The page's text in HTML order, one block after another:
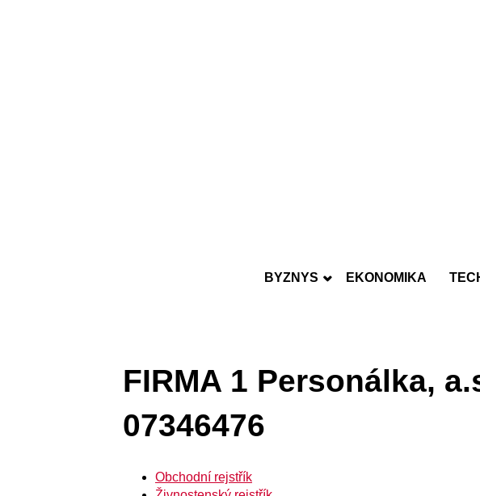
BYZNYS EKONOMIKA
FIRMA 1 Personálka,
07346476
Obchodní rejstřík